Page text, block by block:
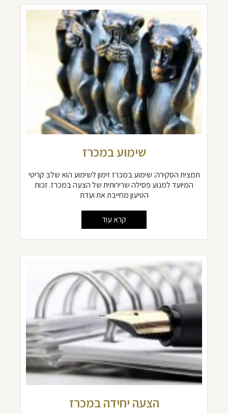
שימוע במכרז
תמצית הסקירה: שימוע במכרז זימון לשימוע הוא שלב קריטי
המיועד למנוע פסילה שרירותית של הצעה במכרז. זכות
הטיעון מחייבת את ועדת
קרא עוד
הצעה יחידה במכרז